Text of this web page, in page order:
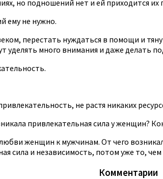
но подношений нет и ей приходится
ему не нужно.
перестать нуждаться в помощи и
уделять много внимания и даже делать
не растя никаких
привлекательная сила у женщин?
женщин к мужчинам. От чего
сила и независимость, потом уже то,
Комментарии